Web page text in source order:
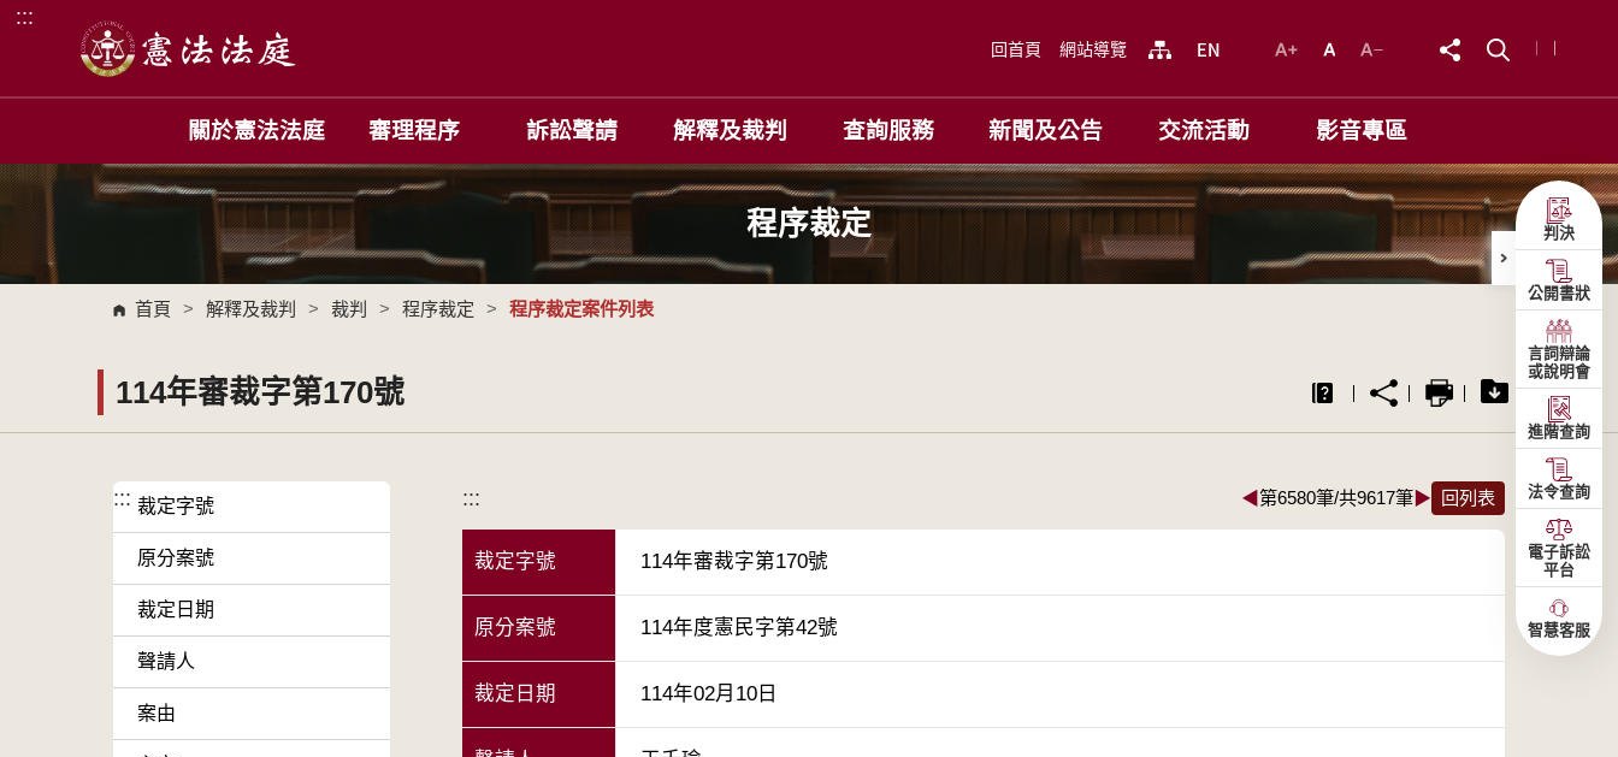
跳到主要內容區塊
:::
回首頁 網站導覽
關於憲法法庭 審理程序 訴訟聲請 解釋及裁判 查詢服務 新聞及公告 交流活動 影音專區
程序裁定
首頁 > 解釋及裁判 > 裁判 > 程序裁定 > 程序裁定案件列表
114年審裁字第170號
::: 裁定字號
原分案號
裁定日期
聲請人
案由
::: ◀第6580筆/共9617筆▶ 回列表
裁定字號 114年審裁字第170號
原分案號 114年度憲民字第42號
裁定日期 114年02月10日
判決
公開書狀
言詞辯論
或說明會
進階查詢
法令查詢
電子訴訟
平台
智慧客服